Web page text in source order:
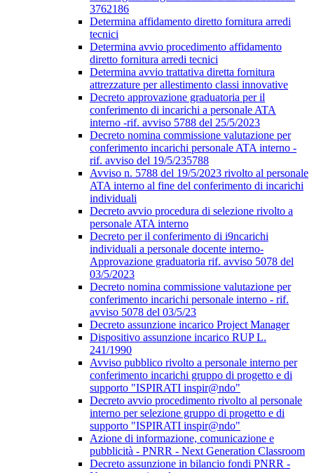
3762186
Determina affidamento diretto fornitura arredi
tecnici
Determina avvio procedimento affidamento
diretto fornitura arredi tecnici
Determina avvio trattativa diretta fornitura
attrezzature per allestimento classi innovative
Decreto approvazione graduatoria per il
conferimento di incarichi a personale ATA
interno -rif. avviso 5788 del 25/5/2023
Decreto nomina commissione valutazione per
conferimento incarichi personale ATA interno -
rif. avviso del 19/5/235788
Avviso n. 5788 del 19/5/2023 rivolto al personale
ATA interno al fine del conferimento di incarichi
individuali
Decreto avvio procedura di selezione rivolto a
personale ATA interno
Decreto per il conferimento di i9ncarichi
individuali a personale docente interno-
Approvazione graduatoria rif. avviso 5078 del
03/5/2023
Decreto nomina commissione valutazione per
conferimento incarichi personale interno - rif.
avviso 5078 del 03/5/23
Decreto assunzione incarico Project Manager
Dispositivo assunzione incarico RUP L.
241/1990
Avviso pubblico rivolto a personale interno per
conferimento incarichi gruppo di progetto e di
supporto "ISPIRATI inspir@ndo"
Decreto avvio procedimento rivolto al personale
interno per selezione gruppo di progetto e di
supporto "ISPIRATI inspir@ndo"
Azione di informazione, comunicazione e
pubblicità - PNRR - Next Generation Classroom
Decreto assunzione in bilancio fondi PNRR -